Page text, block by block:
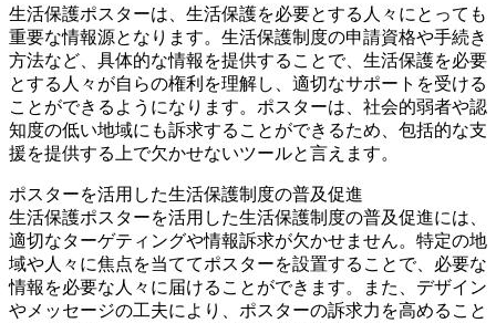
生活保護ポスターは、生活保護を必要とする人々にとっても
重要な情報源となります。生活保護制度の申請資格や手続き
方法など、具体的な情報を提供することで、生活保護を必要
とする人々が自らの権利を理解し、適切なサポートを受ける
ことができるようになります。ポスターは、社会的弱者や認
知度の低い地域にも訴求することができるため、包括的な支
援を提供する上で欠かせないツールと言えます。
ポスターを活用した生活保護制度の普及促進
生活保護ポスターを活用した生活保護制度の普及促進には、
適切なターゲティングや情報訴求が欠かせません。特定の地
域や人々に焦点を当ててポスターを設置することで、必要な
情報を必要な人々に届けることができます。また、デザイン
やメッセージの工夫により、ポスターの訴求力を高めること